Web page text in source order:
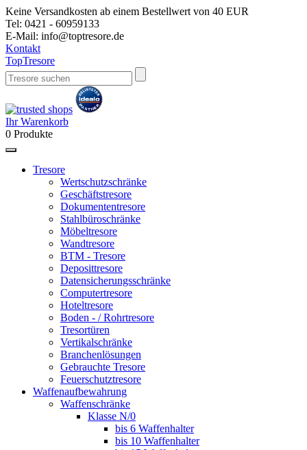
Keine Versandkosten ab einem Bestellwert von 40 EUR
Tel: 0421 - 60959133
E-Mail: info@toptresore.de
Kontakt
TopTresore
Ihr Warenkorb
0 Produkte
Tresore
Wertschutzschränke
Geschäftstresore
Dokumententresore
Stahlbüroschränke
Möbeltresore
Wandtresore
BTM - Tresore
Deposittresore
Datensicherungsschränke
Computertresore
Hoteltresore
Boden - / Rohrtresore
Tresortüren
Vertikalschränke
Branchenlösungen
Gebrauchte Tresore
Feuerschutztresore
Waffenaufbewahrung
Waffenschränke
Klasse N/0
bis 6 Waffenhalter
bis 10 Waffenhalter